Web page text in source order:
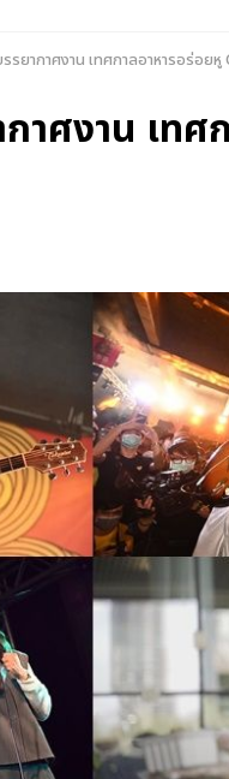
รยากาศงาน เทศกาลอาหารอร่อย
าศงาน เทศ